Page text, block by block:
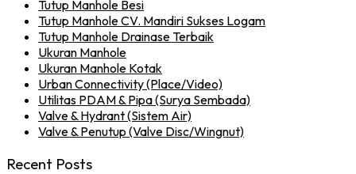
Tutup Manhole Besi
Tutup Manhole CV. Mandiri Sukses Logam
Tutup Manhole Drainase Terbaik
Ukuran Manhole
Ukuran Manhole Kotak
Urban Connectivity (Place/Video)
Utilitas PDAM & Pipa (Surya Sembada)
Valve & Hydrant (Sistem Air)
Valve & Penutup (Valve Disc/Wingnut)
Recent Posts